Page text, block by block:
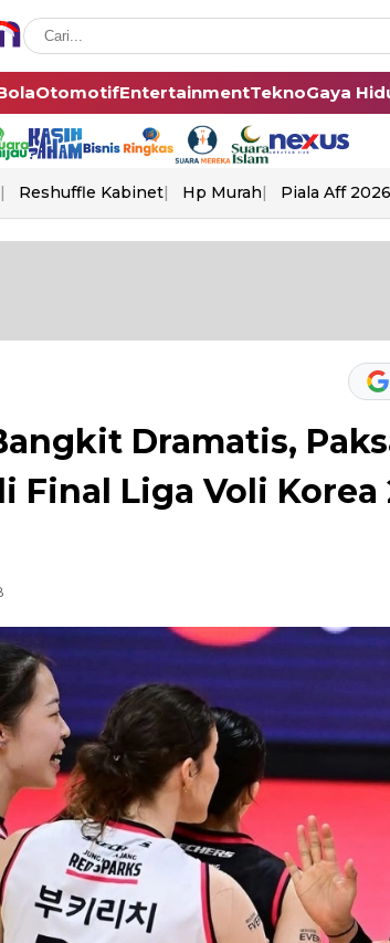
OtomotifEntertainmentTeknoGaya
Reshuffle Kabinet Hp Murah Piala Aff 2026
Dramatis,
Final Liga Voli Korea